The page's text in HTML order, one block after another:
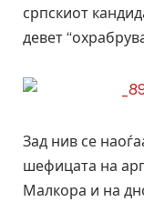
српскиот
девет
Зад нив се
шефицата на
Малкора и на